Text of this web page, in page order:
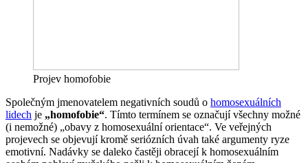
Projev homofobie
Společným jmenovatelem negativních soudů o homosexuálních
lidech je „homofobie“. Tímto termínem se označují všechny možné
(i nemožné) „obavy z homosexuální orientace“. Ve veřejných
projevech se objevují kromě seriózních úvah také argumenty ryze
emotivní. Nadávky se daleko častěji obracejí k homosexuálním